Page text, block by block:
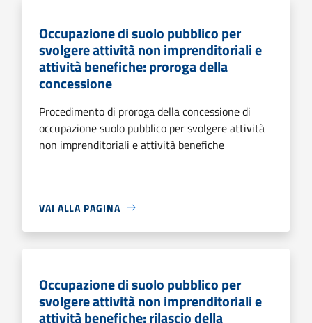
Occupazione di suolo pubblico per
svolgere attività non imprenditoriali e
attività benefiche: proroga della
concessione
Procedimento di proroga della concessione di
occupazione suolo pubblico per svolgere attività
non imprenditoriali e attività benefiche
VAI ALLA PAGINA
Occupazione di suolo pubblico per
svolgere attività non imprenditoriali e
attività benefiche: rilascio della